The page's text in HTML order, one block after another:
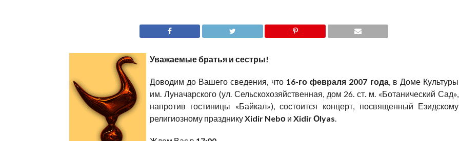
Уважаемые братья и сестры!
Доводим до Вашего сведения, что 16-го февраля 2007 года, в Доме Культуры
им. Луначарского (ул. Сельскохозяйственная, дом 26. ст. м. «Ботанический Сад»,
напротив гостиницы «Байкал»), состоится концерт, посвященный Езидскому
религиозному праздникуXidir Nebо и Xidir Оlyas.